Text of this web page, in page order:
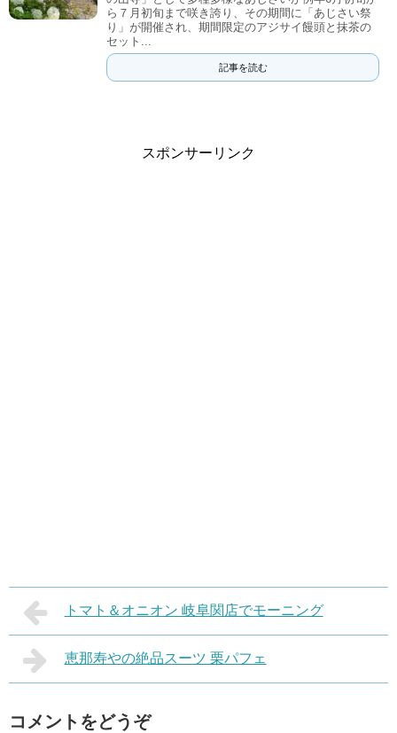
ら７月初旬まで咲き誇り、その期間に「あじさい祭
り」が開催され、期間限定のアジサイ饅頭と抹茶の
セット...
記事を読む
スポンサーリンク
トマト＆オニオン 岐阜関店でモーニング
恵那寿やの絶品スーツ 栗パフェ
コメントをどうぞ